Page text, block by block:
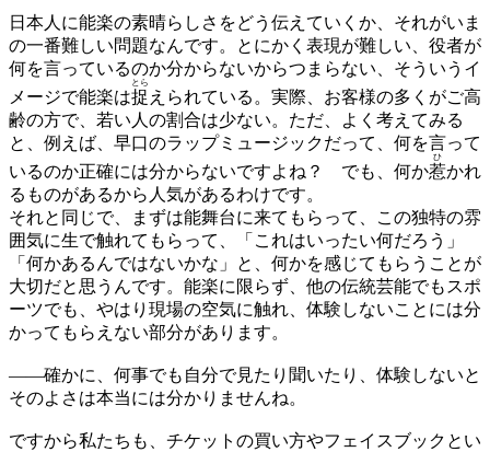
日本人に能楽の素晴らしさをどう伝えていくか、それがいま
の一番難しい問題なんです。とにかく表現が難しい、役者が
何を言っているのか分からないからつまらない、そういうイ
メージで能楽は捉
とら
えられている。実際、お客様の多くがご高
齢の方で、若い人の割合は少ない。ただ、よく考えてみる
と、例えば、早口のラップミュージックだって、何を言って
いるのか正確には分からないですよね？ でも、何か惹
ひ
かれ
るものがあるから人気があるわけです。
それと同じで、まずは能舞台に来てもらって、この独特の雰
囲気に生で触れてもらって、「これはいったい何だろう」
「何かあるんではないかな」と、何かを感じてもらうことが
大切だと思うんです。能楽に限らず、他の伝統芸能でもスポ
ーツでも、やはり現場の空気に触れ、体験しないことには分
かってもらえない部分があります。
——確かに、何事でも自分で見たり聞いたり、体験しないと
そのよさは本当には分かりませんね。
ですから私たちも、チケットの買い方やフェイスブックとい